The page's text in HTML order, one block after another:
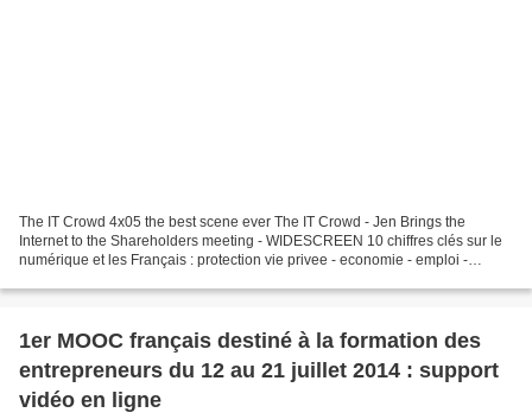
The IT Crowd 4x05 the best scene ever The IT Crowd - Jen Brings the
Internet to the Shareholders meeting - WIDESCREEN 10 chiffres clés sur le
numérique et les Français : protection vie privee - economie - emploi -
1er MOOC français destiné à la formation des
entrepreneurs du 12 au 21 juillet 2014 : support
vidéo en ligne